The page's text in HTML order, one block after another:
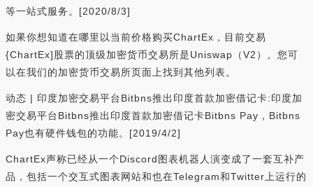
等一站式服务。[2020/8/3]
如果你想知道在哪里以当前价格购买ChartEx，目前交易
{ChartEx]股票的顶级加密货币交易所是Uniswap（V2）。您可
以在我们的加密货币交易所页面上找到其他列表。
动态 | 印度加密交易平台Bitbns推出印度首款加密借记卡:印度加
密交易平台Bitbns推出印度首款加密借记卡Bitbns Pay，Bitbns
Pay也有硬件钱包的功能。[2019/4/2]
ChartEx声称已经从一个Discord图表机器人演变成了一套互补产
品，包括一个交互式图表网站和也在Telegram和Twitter上运行的